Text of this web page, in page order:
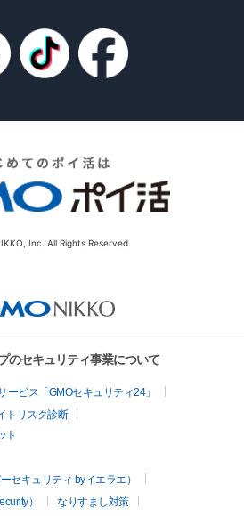
Inc. All Rights Reserved.
のセキュリティ事業について
ビス「GMOセキュリティ24」
トリスク診断
ト
セキュリティ byイエラエ）
）
なりすまし対策